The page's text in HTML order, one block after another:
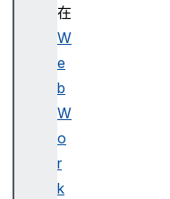
在
W
e
b
W
o
r
k